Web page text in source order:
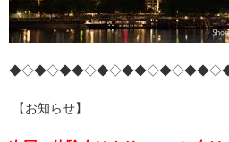
【お知らせ】